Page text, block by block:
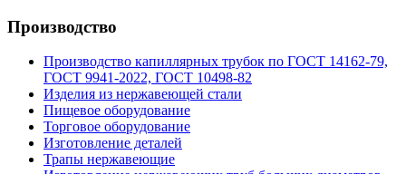
Производство
Производство капиллярных трубок по ГОСТ 14162-79,
ГОСТ 9941-2022, ГОСТ 10498-82
Изделия из нержавеющей стали
Пищевое оборудование
Торговое оборудование
Изготовление деталей
Трапы нержавеющие